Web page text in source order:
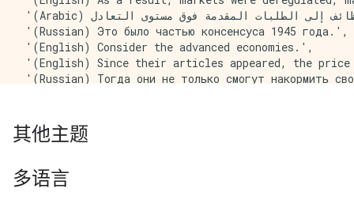
'$10,000 Gold?',
'One answer, of course, is a complete collapse of
'1929 or 1989?',
'The goods we made were what economists call
'This dream quickly faded when the Cold War
'The first flaw is that the spending reductions are
"However, America's unilateral options are
'These aspirations were often voiced in the United
'(Arabic) وكانت التطورات التي شهدتها سوق العمل أكثر تشجيعا، فهي على النقيض من أسواق الأصول تعكس النتائج وليس التوقعات. وهنا أيضاً كانت الأخبار طيبة. فقد أصبحت سوق العمل أكثر إحكاما، حيث ظلت البطالة عند مستوى 3.5% وكانت نسبة الوظائف إلى الطلبات المقدمة فوق مستوى التعادل.',
'(Russian) Это было частью консенсуса 1945 года.',
'(English) Consider the advanced economies.',
'(English) Since their articles appeared, the
'(Russian) Тогда они не только смогут накормить
'(Russian) Европейская мечта находится в кризисе.',
'(English) What Failed in 2008?',
'(English) Officials underestimated tail risks.',
'(English) Consider a couple of notorious
其他主题
多语言